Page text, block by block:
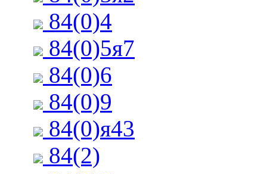
84(0)4
84(0)5я7
84(0)6
84(0)9
84(0)я43
84(2)